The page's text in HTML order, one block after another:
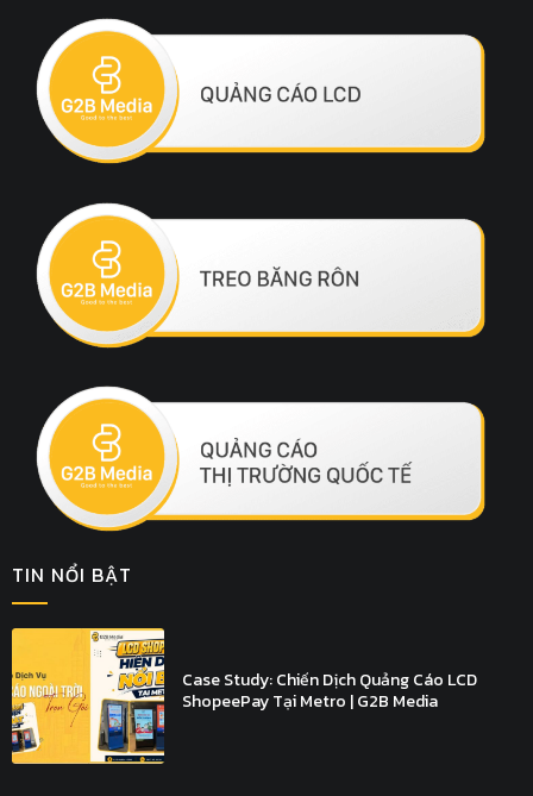
TIN NỔI BẬT
Case Study: Chiến Dịch Quảng Cáo LCD
ShopeePay Tại Metro | G2B Media